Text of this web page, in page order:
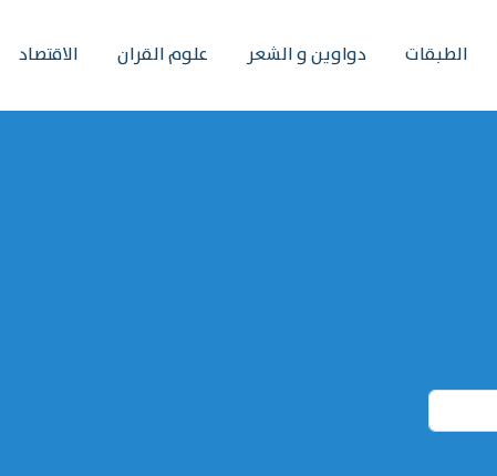
الطبقات دواوين و الشعر علوم القران الاقتصاد